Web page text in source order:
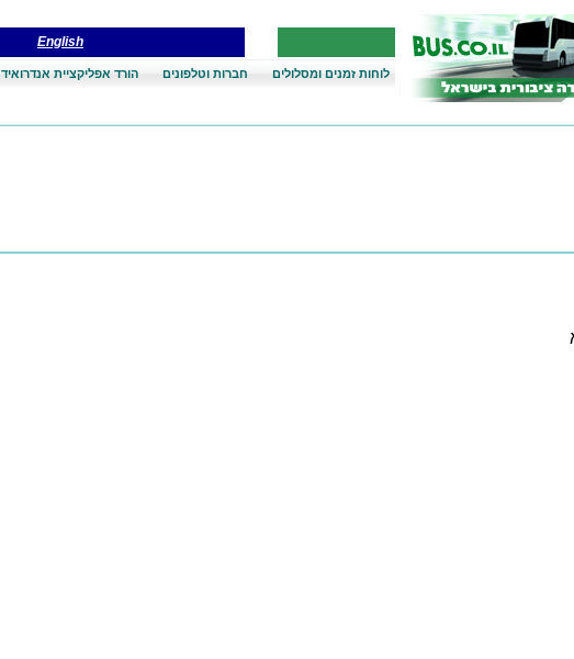
English
לוחות זמנים ומסלולים חברות וטלפונים הורד אפליקציית אנדרואיד